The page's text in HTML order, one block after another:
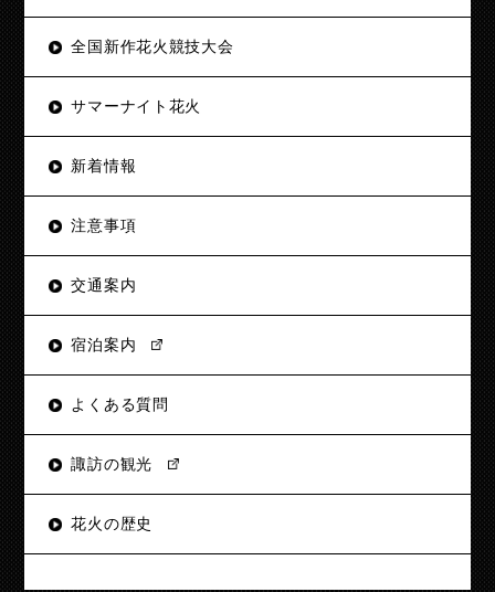
全国新作花火競技大会
サマーナイト花火
新着情報
注意事項
交通案内
宿泊案内
よくある質問
諏訪の観光
花火の歴史